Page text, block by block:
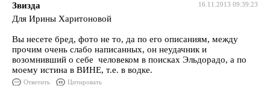
16.11.2013 09:39:23
Звизда
Для Ирины Харитоновой
Вы несете бред, фото не то, да по его описаниям, между
прочим очень слабо написанных, он неудачник и
возомнивший о себе человеком в поисках Эльдорадо, а по
моему истина в ВИНЕ, т.е. в водке.
Ответить Цитировать